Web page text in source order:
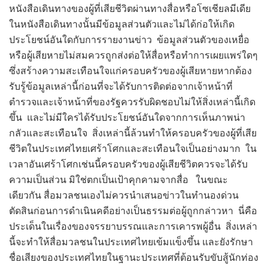
หนังสือเดินทางของผู้ที่เสียชีวิตผ่านทางสื่อหรือโซเชียลมีเดีย
ในหนังสือเดินทางนั้นมีข้อมูลส่วนตัวและไม่ได้ก่อให้เกิด
ประโยชน์อันใดกับการรายงานข่าว ข้อมูลส่วนตัวของเหยื่อ
หรือผู้เสียหายไม่สมควรถูกส่งต่อให้สื่อหรือทำการเผยแพร่ใดๆ
ซึ่งสร้างความสะเทือนใจแก่ครอบครัวของผู้เสียหายหากต้อง
รับรู้ข้อมูลเหล่านี้ก่อนที่จะได้รับการติดต่อจากเจ้าหน้าที่
ตำรวจและเจ้าหน้าที่ของรัฐควรรับผิดชอบไม่ให้สิ่งเหล่านี้เกิด
ขึ้น และไม่มีใครได้รับประโยชน์อันใดจากการเห็นภาพน่า
กลัวและสะเทือนใจ สิ่งเหล่านี้ล้วนทำให้ครอบครัวของผู้ที่เสีย
ชีวิตในประเทศไทยเศร้าโศกและสะเทือนใจเป็นอย่างมาก ใน
เวลาอันเศร้าโศกเช่นนี้ครอบครัวของผู้เสียชีวิตควรจะได้รับ
ความเป็นส่วน มิใช่ตกเป็นเป้าคุกคามจากสื่อ ในขณะ
เดียวกัน สื่อมวลชนเองไม่ควรนำเสนอข่าวในทำนองด่วน
ตัดสินก่อนการดำเนินคดีอย่างเป็นธรรมต่อผู้ถูกกล่าวหา นี่คือ
ประเด็นในเรื่องของจรรยาบรรณและการเคารพผู้อื่น สิ่งเหล่า
นี้จะทำให้สื่อมวลชนในประเทศไทยเข้มแข็งขึ้น และยังรักษา
ชื่อเสียงของประเทศไทยในฐานะประเทศที่ต้อนรับขับสู้นักท่อง